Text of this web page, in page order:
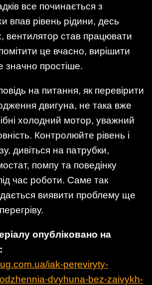
все починається з
впав рівень рідини, десь
вентилятор став працювати
це вчасно, вирішити
значно простіше.
на питання, як перевірити
двигуна, не така вже
холодний мотор, уважний
Контролюйте рівень і
дивіться на патрубки,
помпу та поведінку
час роботи. Саме так
виявити проблему ще
опубліковано на
iak-pereviryty-
dvyhuna-bez-zaivykh-